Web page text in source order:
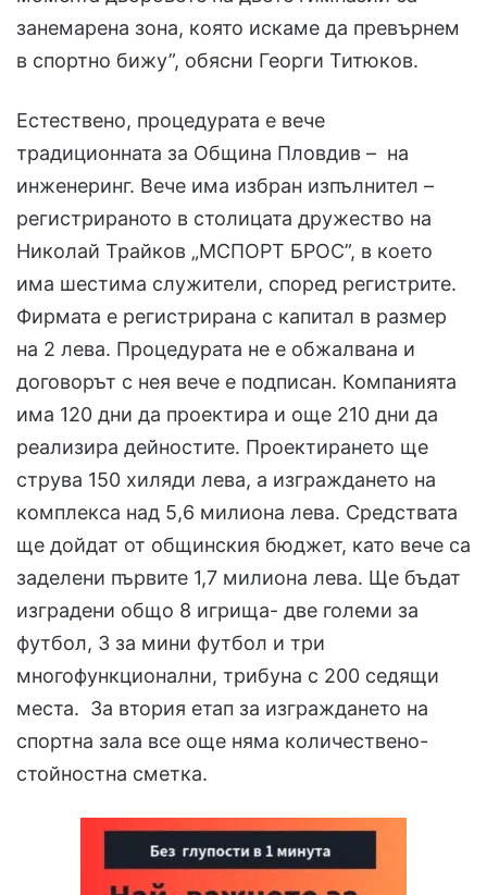
занемарена зона, която искаме да превърнем
в спортно бижу”, обясни Георги Титюков.
Естествено, процедурата е вече
традиционната за Община Пловдив – на
инженеринг. Вече има избран изпълнител –
регистрираното в столицата дружество на
Николай Трайков „МСПОРТ БРОС”, в което
има шестима служители, според регистрите.
Фирмата е регистрирана с капитал в размер
на 2 лева. Процедурата не е обжалвана и
договорът с нея вече е подписан. Компанията
има 120 дни да проектира и още 210 дни да
реализира дейностите. Проектирането ще
струва 150 хиляди лева, а изграждането на
комплекса над 5,6 милиона лева. Средствата
ще дойдат от общинския бюджет, като вече са
заделени първите 1,7 милиона лева. Ще бъдат
изградени общо 8 игрища- две големи за
футбол, 3 за мини футбол и три
многофункционални, трибуна с 200 седящи
места. За втория етап за изграждането на
спортна зала все още няма количествено-
стойностна сметка.